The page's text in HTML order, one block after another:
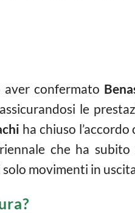
aver confermato
le
ha chiuso
che ha
movimenti in